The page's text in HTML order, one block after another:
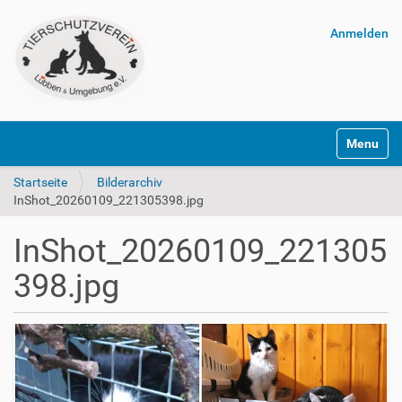
Anmelden
Startseite
Bilderarchiv
InShot_20260109_221305398.jpg
InShot_20260109_221305
398.jpg